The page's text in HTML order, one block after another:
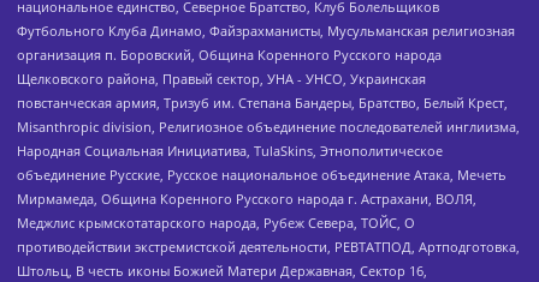
национальное единство, Северное Братство, Клуб Болельщиков
Футбольного Клуба Динамо, Файзрахманисты, Мусульманская религиозная
организация п. Боровский, Община Коренного Русского народа
Щелковского района, Правый сектор, УНА - УНСО, Украинская
повстанческая армия, Тризуб им. Степана Бандеры, Братство, Белый Крест,
Misanthropic division, Религиозное объединение последователей инглиизма,
Народная Социальная Инициатива, TulaSkins, Этнополитическое
объединение Русские, Русское национальное объединение Атака, Мечеть
Мирмамеда, Община Коренного Русского народа г. Астрахани, ВОЛЯ,
Меджлис крымскотатарского народа, Рубеж Севера, ТОЙС, О
противодействии экстремистской деятельности, РЕВТАТПОД, Артподготовка,
Штольц, В честь иконы Божией Матери Державная, Сектор 16,